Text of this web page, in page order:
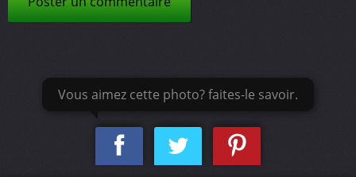
Vous aimez cette photo? faites-le savoir.